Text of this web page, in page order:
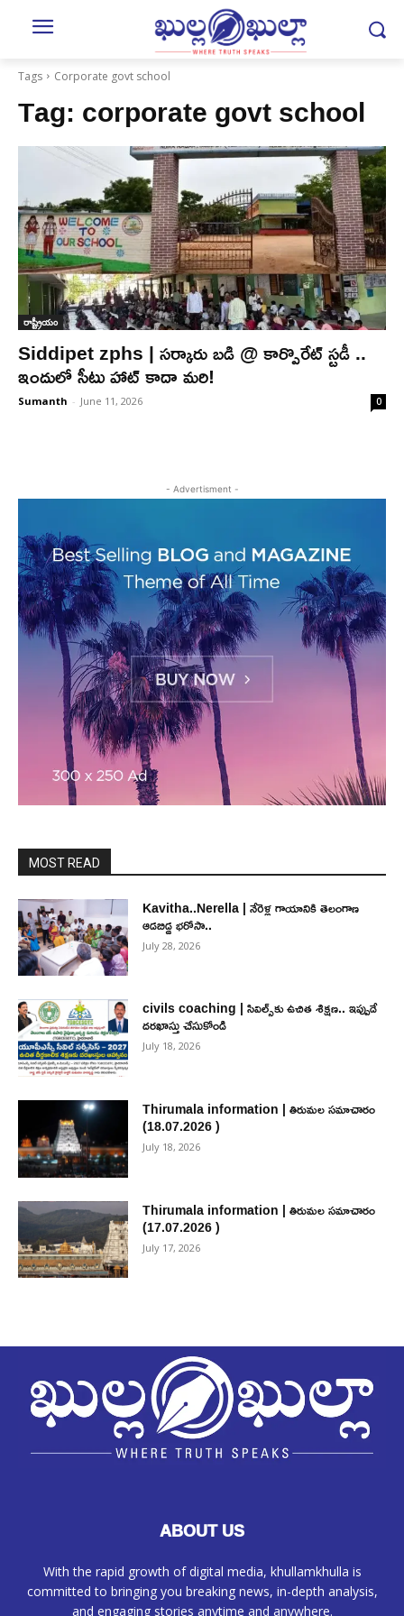
Tags Corporate govt school
Tag:corporate govt school
రాష్ట్రీయం
Siddipet zphs | స‌ర్కారు బడి @ కార్పొరేట్ స్ట‌డీ ..
ఇందులో సీటు హాట్ కాదా మ‌రి!
Sumanth - June 11, 2026 0
- Advertisment -
MOST READ
Kavitha..Nerella | నేరెళ్ల గాయానికి తెలంగాణ
ఆడబిడ్డ భరోసా..
July 28, 2026
civils coaching | సివిల్స్‌కు ఉచిత శిక్ష‌ణ.. ఇప్పుడే
ద‌ర‌ఖాస్తు చేసుకోండి
July 18, 2026
Thirumala information | తిరుమల సమాచారం
(18.07.2026 )
July 18, 2026
Thirumala information | తిరుమల సమాచారం
(17.07.2026 )
July 17, 2026
ABOUT US
With the rapid growth of digital media, khullamkhulla is
committed to bringing you breaking news, in-depth analysis,
and engaging stories anytime and anywhere.